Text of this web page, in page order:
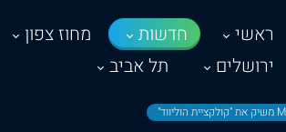
ראשי חדשות מחוז צפון
ירושלים
תל אביב